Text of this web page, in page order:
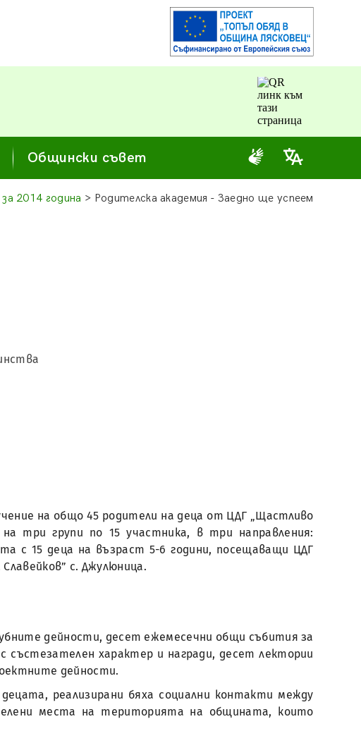
Общински съвет
2014 година > Родителска академия - Заедно ще успеем
на общо 45 родители на деца от ЦДГ „Щастливо
три групи по 15 участника, в три направления:
с 15 деца на възраст 5-6 години, посещаващи ЦДГ
с. Джулюница.
дейности, десет ежемесечни общи събития за
състезателен характер и награди, десет лектории
дейности.
реализирани бяха социални контакти между
места на територията на общината, които